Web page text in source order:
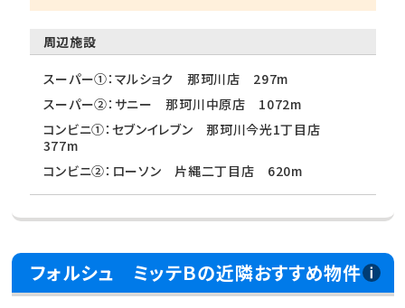
周辺施設
スーパー①：マルショク 那珂川店 297m
スーパー②：サニー 那珂川中原店 1072m
コンビニ①：セブンイレブン 那珂川今光1丁目店
377m
コンビニ②：ローソン 片縄二丁目店 620m
フォルシュ ミッテＢの近隣おすすめ物件